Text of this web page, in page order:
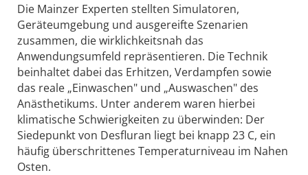
Die Mainzer Experten stellten Simulatoren,
Geräteumgebung und ausgereifte Szenarien
zusammen, die wirklichkeitsnah das
Anwendungsumfeld repräsentieren. Die Technik
beinhaltet dabei das Erhitzen, Verdampfen sowie
das reale „Einwaschen" und „Auswaschen" des
Anästhetikums. Unter anderem waren hierbei
klimatische Schwierigkeiten zu überwinden: Der
Siedepunkt von Desfluran liegt bei knapp 23 C, ein
häufig überschrittenes Temperaturniveau im Nahen
Osten.